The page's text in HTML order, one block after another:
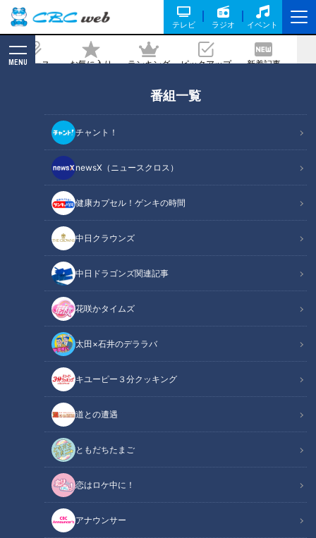
テレビ ラジオ イベント
ニュース お気に入り ランキング ピックアップ 新着記事
MENU
番組一覧
チャント！
newsX（ニュースクロス）
健康カプセル！ゲンキの時間
中日クラウンズ
中日ドラゴンズ関連記事
花咲かタイムズ
太田×石井のデララバ
キユーピー３分クッキング
道との遭遇
ともだちたまご
恋はロケ中に！
アナウンサー
スタになりました。ところで若狭アナ、
今年の抱負は…？【CBC 5チャン春祭
2026/03/18 14:51
アナウンサー
アナウンサーYouTube企画
2026年も開催！CBC5チャン春祭り！お祭り会場には今年も
CBCアナウンサー陣のアクスタガチャが設置されます。しか
も今回は「みてちょてれび」の名場面・珍場面をピックアップ
したシチュエーションアクスタ！